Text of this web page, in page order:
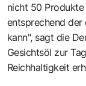
nicht 50
entsprechend der
kann", sagt die
Gesichtsöl zur
Reichhaltigkeit